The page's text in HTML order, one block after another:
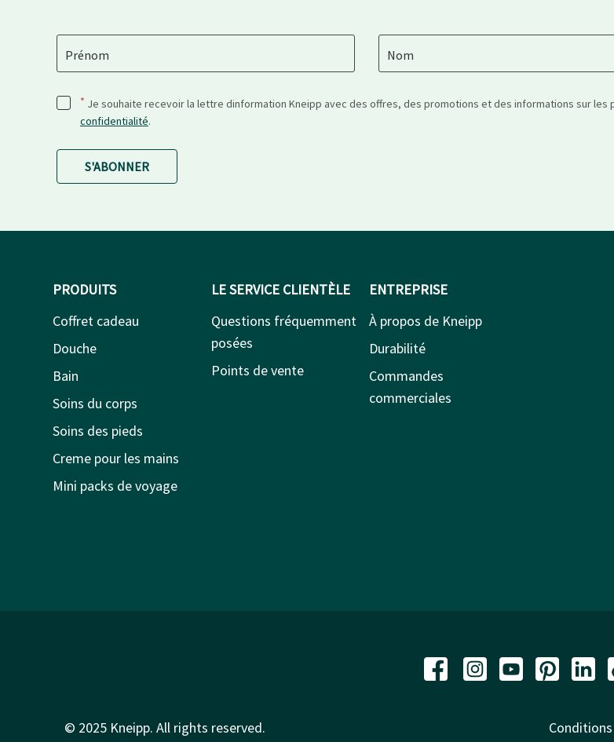
Prénom Nom
* Je souhaite recevoir la lettre dinformation Kneipp avec des offres, des promotions et des informations sur
confidentialité.
S'ABONNER
PRODUITS
Coffret cadeau
Douche
Bain
Soins du corps
Soins des pieds
Creme pour les mains
Mini packs de voyage
LE SERVICE CLIENTÈLE
Questions fréquemment
posées
Points de vente
ENTREPRISE
À propos de Kneipp
Durabilité
Commandes
commerciales
© 2025 Kneipp. All rights reserved.